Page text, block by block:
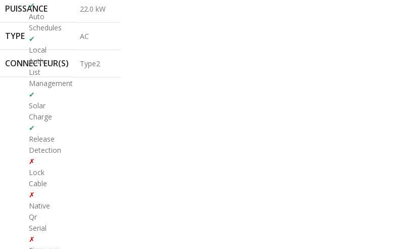
PUISSANCE 22.0 kW
TYPE AC
CONNECTEUR(S) Type2
✔
Auto
Schedules
✔
Local
Auth
List
Management
✔
Solar
Charge
✔
Release
Detection
✗
Lock
Cable
✗
Native
Qr
Serial
✗